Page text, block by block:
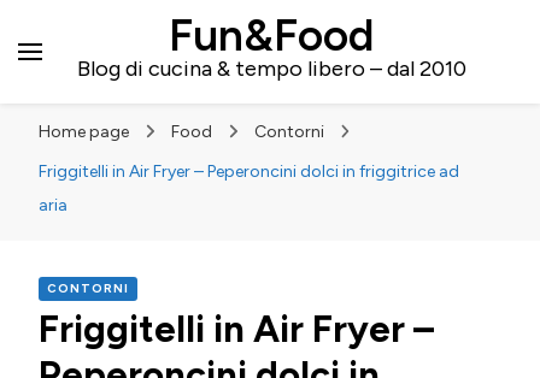
Fun&Food
Blog di cucina & tempo libero – dal 2010
Home page Food
Contorni
Friggitelli in Air Fryer – Peperoncini dolci in friggitrice ad
aria
CONTORNI
Friggitelli in Air Fryer –